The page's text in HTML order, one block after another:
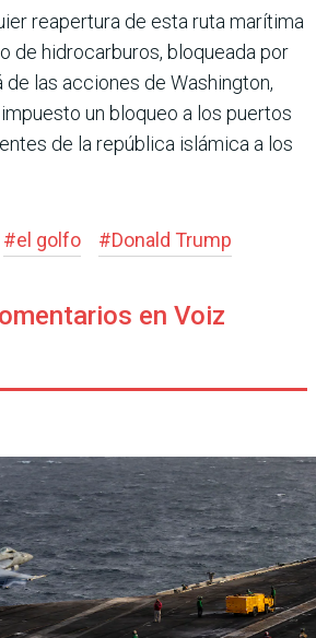
rea­pertura de esta ruta marí­tima
de hidrocarburos, bloqueada por
de las acciones de Washington,
un bloqueo a los puertos
de la república islámica a los
#el golfo #Donald Trump
en Voiz